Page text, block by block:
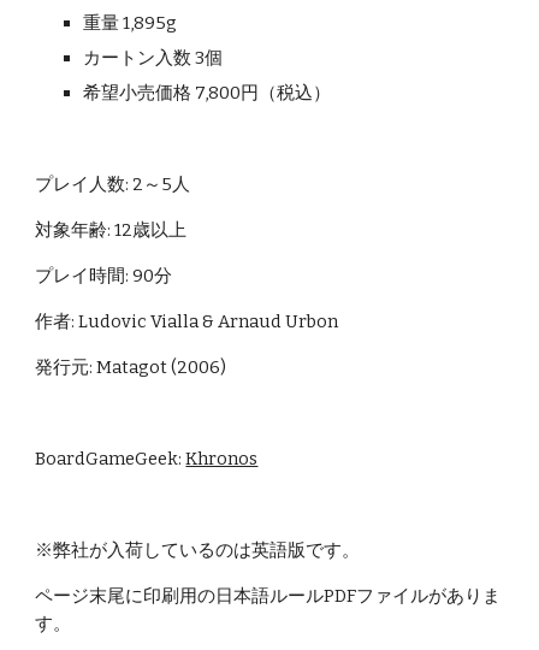
重量 1,895g
カートン入数 3個
希望小売価格 7,800円（税込）
プレイ人数: 2～5人
対象年齢: 12歳以上
プレイ時間: 90分
作者: Ludovic Vialla & Arnaud Urbon
発行元: Matagot (2006)
BoardGameGeek: Khronos
※弊社が入荷しているのは英語版です。
ページ末尾に印刷用の日本語ルールPDFファイルがありま
す。